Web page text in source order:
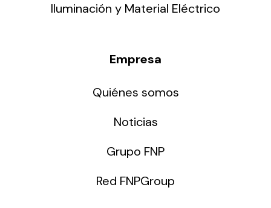
Iluminación y Material Eléctrico
Empresa
Quiénes somos
Noticias
Grupo FNP
Red FNPGroup